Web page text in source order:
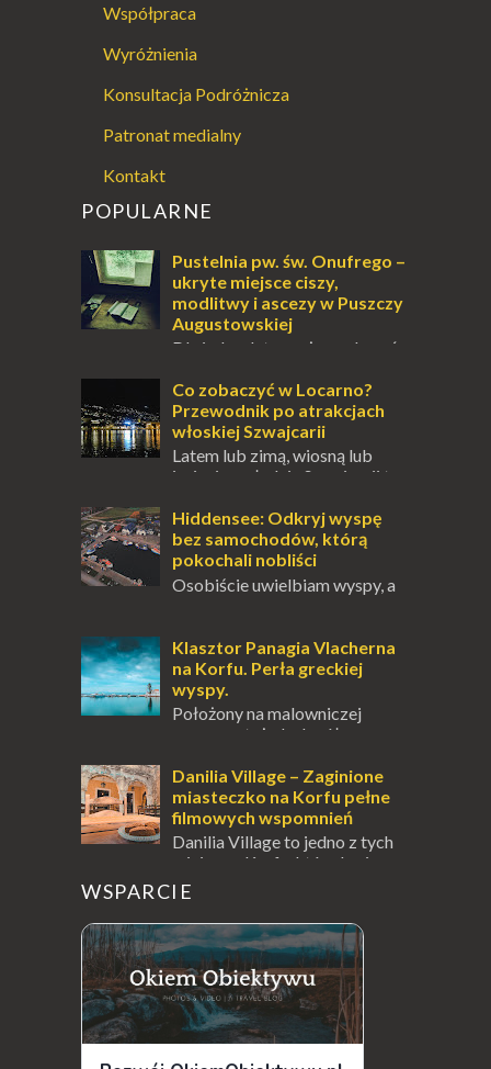
Współpraca
Wyróżnienia
Konsultacja Podróżnicza
Patronat medialny
Kontakt
POPULARNE
Pustelnia pw. św. Onufrego –
ukryte miejsce ciszy,
modlitwy i ascezy w Puszczy
Augustowskiej
Dla jednych to może wydawać
przetrwania lub romantycznym życiem. Dla
innych to nieustanne przebywanie z B...
Co zobaczyć w Locarno?
Przewodnik po atrakcjach
włoskiej Szwajcarii
Latem lub zimą, wiosną lub
jesienią, południe Szwajcarii to
odwiedzić. Moja zimowa podróż do
Locarno gwara...
Hiddensee: Odkryj wyspę
bez samochodów, którą
pokochali nobliści
Osobiście uwielbiam wyspy, a
pośrodku Bałtyku? To zawsze brzmi jak
doskonał...
Klasztor Panagia Vlacherna
na Korfu. Perła greckiej
wyspy.
Położony na malowniczej
wysepce, tuż obok półwyspu
jest jednym z najbardziej rozpoznawalnych
symbo...
Danilia Village – Zaginione
miasteczko na Korfu pełne
filmowych wspomnień
Danilia Village to jedno z tych
miejsc na Korfu, które kryje w
sobie wiele tajemnic i historii, a przy tym
jest doskonale znane miłośnikom f...
WSPARCIE